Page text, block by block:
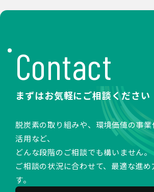
Contact
まずはお気軽にご相談ください
脱炭素の取り組みや、環境価値の事業
活用など、
どんな段階のご相談でも構いません。
ご相談の状況に合わせて、最適な進
す。